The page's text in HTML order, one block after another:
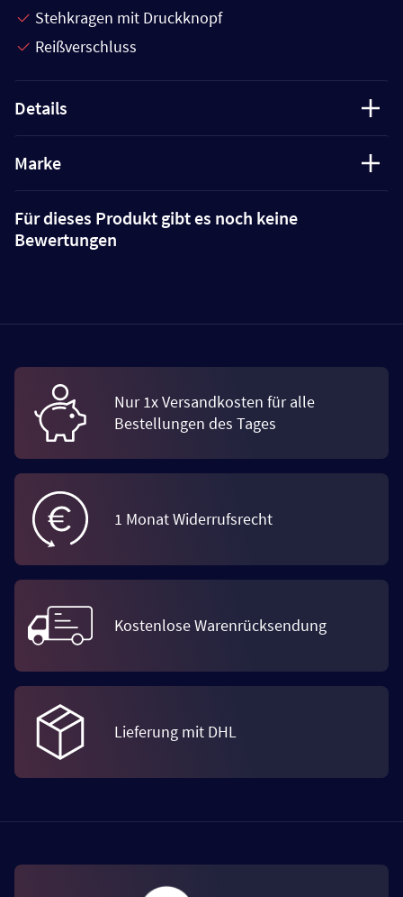
Stehkragen mit Druckknopf
Reißverschluss
Details
Marke
Für dieses Produkt gibt es noch keine
Bewertungen
Nur 1x Versandkosten für alle
Bestellungen des Tages
1 Monat Widerrufsrecht
Kostenlose Warenrücksendung
Lieferung mit DHL